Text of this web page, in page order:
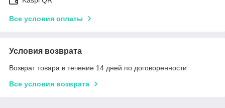
Все условия оплаты
Условия возврата
Возврат товара в течение 14 дней по договоренности
Все условия возврата